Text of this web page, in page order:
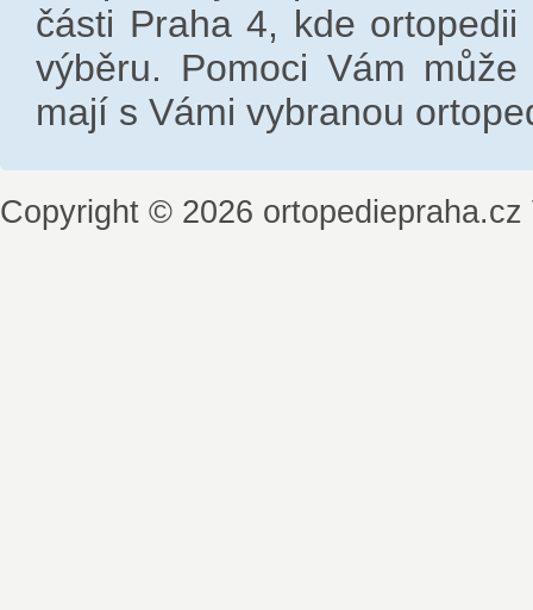
části Praha 4, kde
výběru. Pomoci Vám
mají s Vámi vybranou
Copyright © 2026